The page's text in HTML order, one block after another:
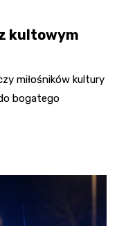
kultowym
miłośników kultury
bogatego